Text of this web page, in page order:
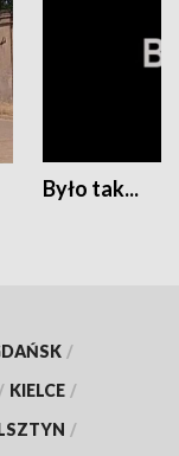
Było tak...
/
/ KIELCE /
/